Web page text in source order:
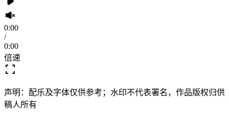
0:00
/
0:00
倍速
声明：配乐及字体仅供参考；水印不代表署名，作品版权归供
稿人所有